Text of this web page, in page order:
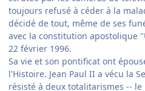
toujours refusé à céder à la
décidé de tout, même de ses
avec la constitution apostolique
22 février 1996.
Sa vie et son pontificat ont
l'Histoire. Jean Paul II a vécu la
résisté à deux totalitarismes --